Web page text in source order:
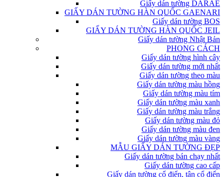
Giấy dán tường DARAE
GIẤY DÁN TƯỜNG HÀN QUỐC GAENARI
Giấy dán tường BOS
GIẤY DÁN TƯỜNG HÀN QUỐC JEIL
Giấy dán tường Nhật Bản
PHONG CÁCH
Giấy dán tường hình cây
Giấy dán tường mới nhất
Giấy dán tường theo màu
Giấy dán tường màu hồng
Giấy dán tường màu tím
Giấy dán tường màu xanh
Giấy dán tường màu trắng
Giấy dán tường màu đỏ
Giấy dán tường màu đen
Giấy dán tường màu vàng
MẪU GIẤY DÁN TƯỜNG ĐẸP
Giấy dán tường bán chạy nhất
Giấy dán tường cao cấp
Giấy dán tường cổ điển, tân cổ điển